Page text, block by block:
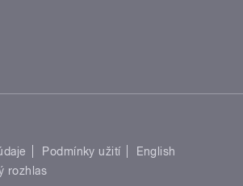
Podmínky užití
English
rozhlas